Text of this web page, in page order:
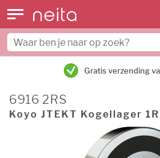
Gratis verzending
6916 2RS
Koyo JTEKT Kogellager